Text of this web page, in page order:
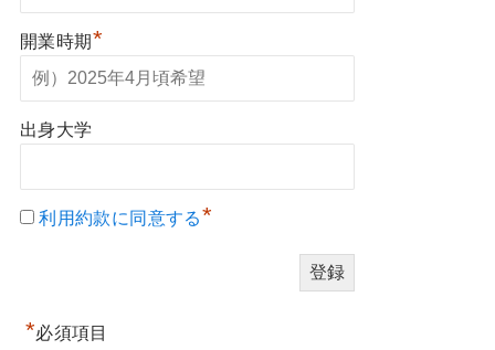
開業時期*
出身大学
利用約款に同意する*
*必須項目